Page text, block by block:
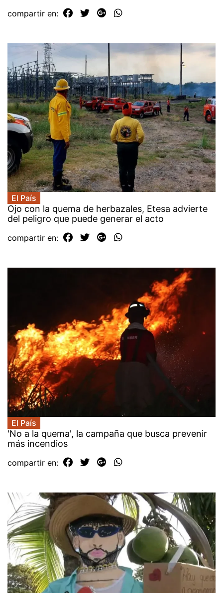
compartir en:
El País
Ojo con la quema de herbazales, Etesa advierte
del peligro que puede generar el acto
compartir en:
El País
'No a la quema', la campaña que busca prevenir
más incendios
compartir en: